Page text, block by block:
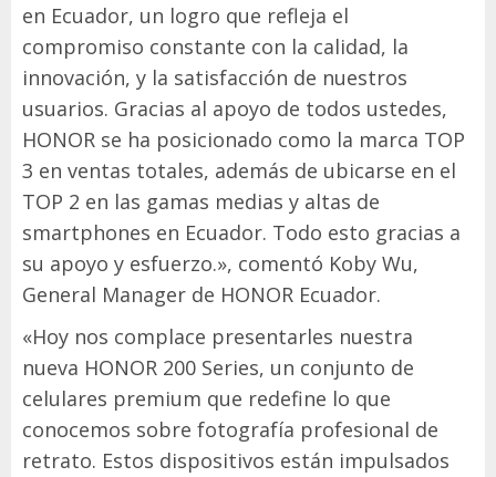
en Ecuador, un logro que refleja el
compromiso constante con la calidad, la
innovación, y la satisfacción de nuestros
usuarios. Gracias al apoyo de todos ustedes,
HONOR se ha posicionado como la marca TOP
3 en ventas totales, además de ubicarse en el
TOP 2 en las gamas medias y altas de
smartphones en Ecuador. Todo esto gracias a
su apoyo y esfuerzo.», comentó Koby Wu,
General Manager de HONOR Ecuador.
«Hoy nos complace presentarles nuestra
nueva HONOR 200 Series, un conjunto de
celulares premium que redefine lo que
conocemos sobre fotografía profesional de
retrato. Estos dispositivos están impulsados